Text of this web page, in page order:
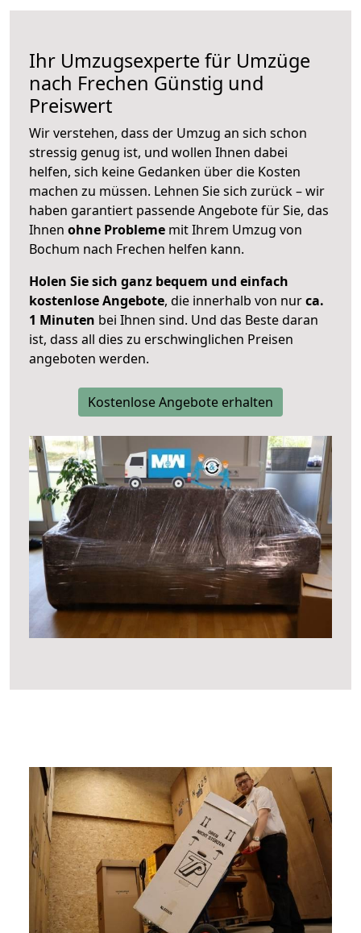
Ihr Umzugsexperte für Umzüge
nach Frechen Günstig und
Preiswert
Wir verstehen, dass der Umzug an sich schon
stressig genug ist, und wollen Ihnen dabei
helfen, sich keine Gedanken über die Kosten
machen zu müssen. Lehnen Sie sich zurück – wir
haben garantiert passende Angebote für Sie, das
Ihnen ohne Probleme mit Ihrem Umzug von
Bochum nach Frechen helfen kann.
Holen Sie sich ganz bequem und einfach
kostenlose Angebote, die innerhalb von nurca.
1 Minuten bei Ihnen sind. Und das Beste daran
ist, dass all dies zu erschwinglichen Preisen
angeboten werden.
Kostenlose Angebote erhalten